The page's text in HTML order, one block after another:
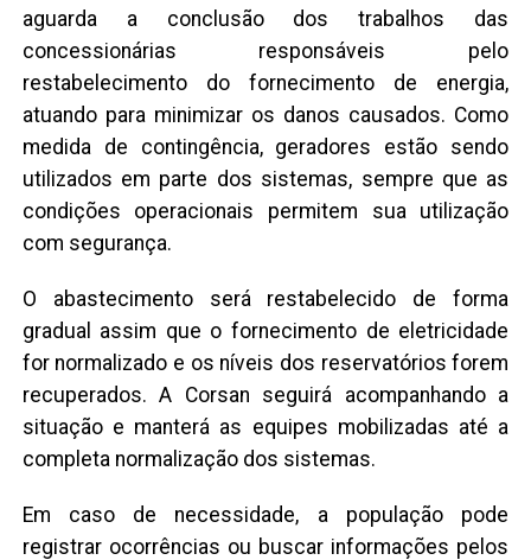
aguarda a conclusão dos trabalhos das
concessionárias responsáveis pelo
restabelecimento do fornecimento de energia,
atuando para minimizar os danos causados. Como
medida de contingência, geradores estão sendo
utilizados em parte dos sistemas, sempre que as
condições operacionais permitem sua utilização
com segurança.
O abastecimento será restabelecido de forma
gradual assim que o fornecimento de eletricidade
for normalizado e os níveis dos reservatórios forem
recuperados. A Corsan seguirá acompanhando a
situação e manterá as equipes mobilizadas até a
completa normalização dos sistemas.
Em caso de necessidade, a população pode
registrar ocorrências ou buscar informações pelos